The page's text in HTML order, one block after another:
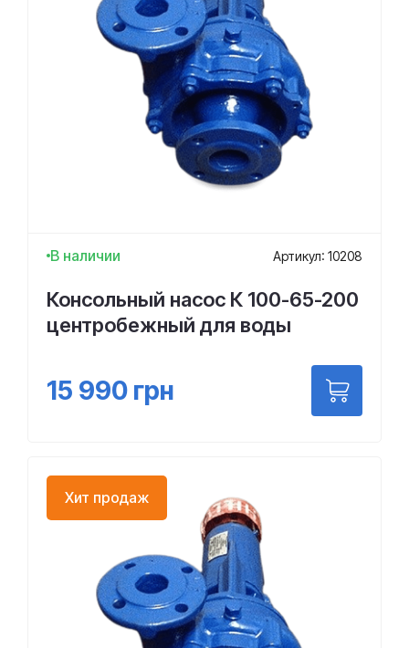
В наличии Артикул: 10208
Консольный насос К 100-65-200
центробежный для воды
15 990 грн
Хит продаж